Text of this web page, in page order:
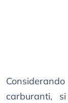
carburanti,